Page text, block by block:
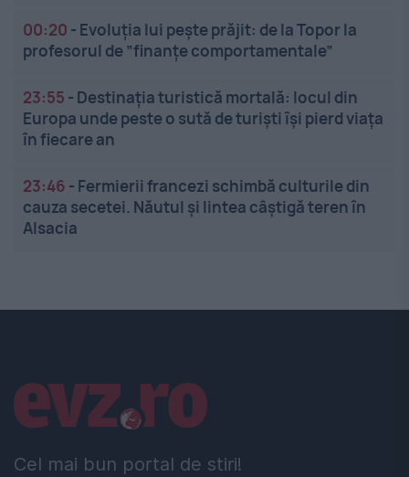
00:20 - Evoluția lui pește prăjit: de la Topor la
profesorul de ”finanțe comportamentale”
23:55 - Destinația turistică mortală: locul din
Europa unde peste o sută de turiști își pierd viața
în fiecare an
23:46 - Fermierii francezi schimbă culturile din
cauza secetei. Năutul și lintea câștigă teren în
Alsacia
Cel mai bun portal de stiri!
Linkuri utile